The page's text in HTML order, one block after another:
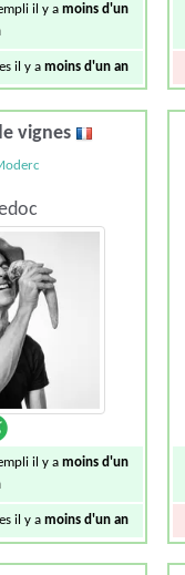
il y amoins d'un
il y a moins d'un an
vignes
il y amoins d'un
il y a moins d'un an